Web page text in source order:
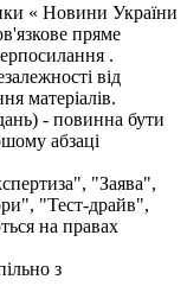
« Новини України
пряме
.
від
матеріалів.
- повинна бути
абзаці
"Заява",
"Тест-драйв",
на правах
з